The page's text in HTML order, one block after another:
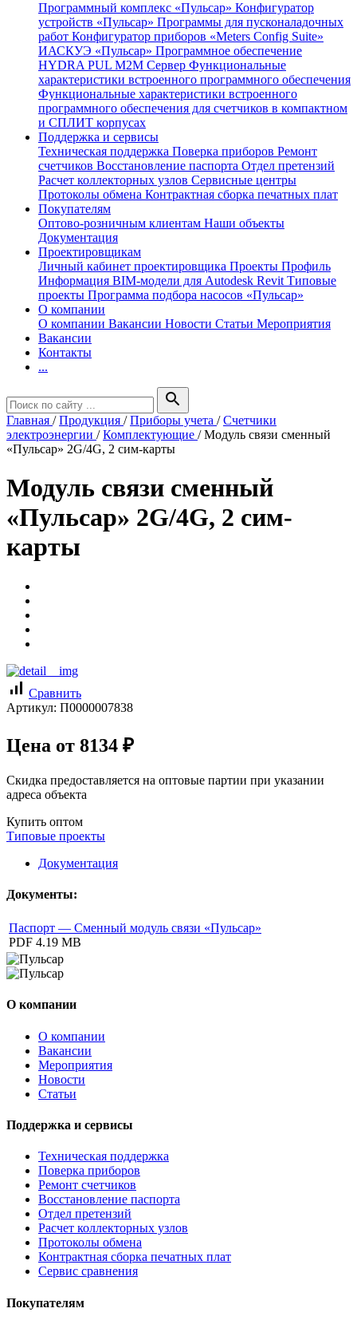
Программный комплекс «Пульсар» Конфигуратор
устройств «Пульсар» Программы для пусконаладочных
работ Конфигуратор приборов «Meters Config Suite»
ИАСКУЭ «Пульсар» Программное обеспечение
HYDRA PUL M2M Сервер Функциональные
характеристики встроенного программного обеспечения
Функциональные характеристики встроенного
программного обеспечения для счетчиков в компактном
и СПЛИТ корпусах
Поддержка и сервисы
Техническая поддержка Поверка приборов Ремонт
счетчиков Восстановление паспорта Отдел претензий
Расчет коллекторных узлов Сервисные центры
Протоколы обмена Контрактная сборка печатных плат
Покупателям
Оптово-розничным клиентам Наши объекты
Документация
Проектировщикам
Личный кабинет проектировщика Проекты Профиль
Информация BIM-модели для Autodesk Revit Типовые
проекты Программа подбора насосов «Пульсар»
О компании
О компании Вакансии Новости Статьи Мероприятия
Вакансии
Контакты
...
search
Главная /Продукция /Приборы учета /Счетчики
электроэнергии /Комплектующие /Модуль связи сменный
«Пульсар» 2G/4G, 2 сим-карты
Модуль связи сменный
«Пульсар» 2G/4G, 2 сим-
карты
signal_cellular_alt Сравнить
Артикул: П0000007838
Цена от 8134 ₽
Скидка предоставляется на оптовые партии при указании
адреса объекта
Купить оптом
Типовые проекты
Документация
Документы:
Паспорт — Сменный модуль связи «Пульсар»
PDF 4.19 MB
О компании
О компании
Вакансии
Мероприятия
Новости
Статьи
Поддержка и сервисы
Техническая поддержка
Поверка приборов
Ремонт счетчиков
Восстановление паспорта
Отдел претензий
Расчет коллекторных узлов
Протоколы обмена
Контрактная сборка печатных плат
Сервис сравнения
Покупателям